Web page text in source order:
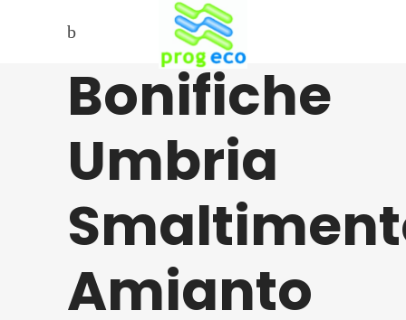
Bonifiche
Umbria
Amianto